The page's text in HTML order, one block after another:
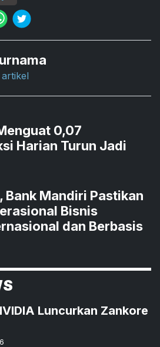
0,07
Harian Turun Jadi
Bank Mandiri Pastikan
Bisnis
dan Berbasis
Luncurkan Zankore